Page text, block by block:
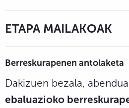
ETAPA MAILAKOAK
Berreskurapenen antolaketa
Dakizuen bezala,
ebaluazioko